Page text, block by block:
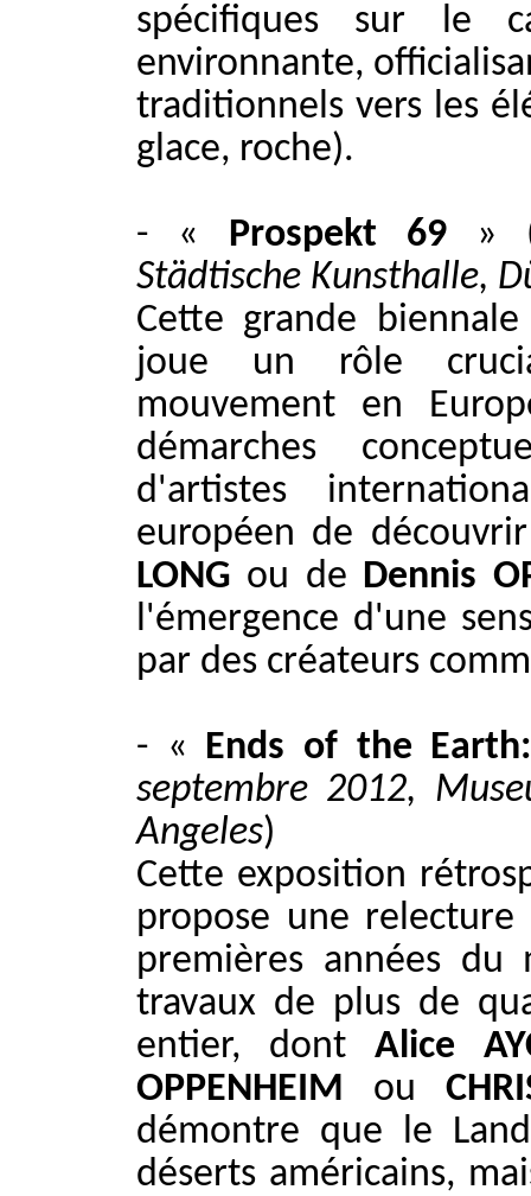
spécifiques sur le
environnante,
traditionnels vers les
glace, roche).
- « Prospekt 69»
Städtische Kunsthalle,
Cette grande
joue un rôle
mouvement en
démarches
d'artistes
européen de
LONG ou de Dennis
l'émergence d'une
par des créateurs
- « Ends of the
septembre 2012,
Angeles)
Cette exposition
propose une
premières années du
travaux de plus de
entier, dont Alice
OPPENHEIM ou
démontre que le
déserts américains,